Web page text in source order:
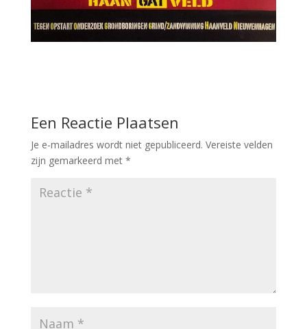
Een Reactie Plaatsen
Je e-mailadres wordt niet gepubliceerd. Vereiste velden
zijn gemarkeerd met *